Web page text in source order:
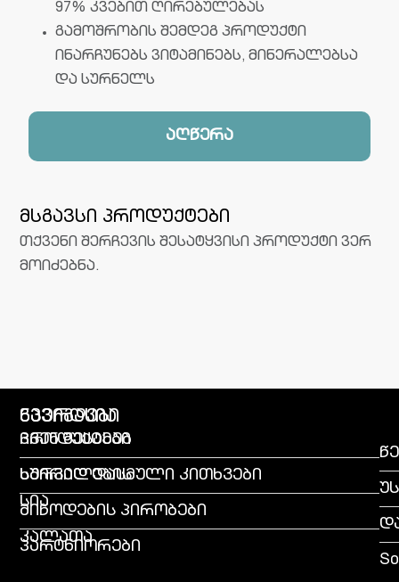
97% კვებით ღირებულებას
გამოშრობის შემდეგ პროდუქტი
ინარჩუნებს ვიტამინებს, მინერალებსა
და სურნელს
აღწერა
მსგავსი პროდუქტები
თქვენი შერჩევის შესატყვისი პროდუქტი ვერ
მოიძებნა.
გვერდები
პროდუქტები
სურვილების
სია
კალათა
ნავიგაცია
ჩვენ შესახებ
ხშირად დასმული კითხვები
მიწოდების პირობები
პარტნიორები